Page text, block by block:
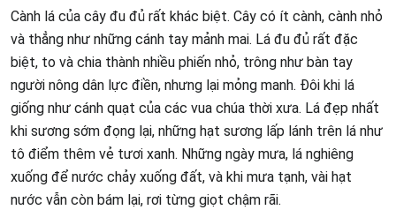
Cành lá của cây đu đủ rất khác biệt. Cây có ít cành, cành nhỏ
và thẳng như những cánh tay mảnh mai. Lá đu đủ rất đặc
biệt, to và chia thành nhiều phiến nhỏ, trông như bàn tay
người nông dân lực điền, nhưng lại mỏng manh. Đôi khi lá
giống như cánh quạt của các vua chúa thời xưa. Lá đẹp nhất
khi sương sớm đọng lại, những hạt sương lấp lánh trên lá như
tô điểm thêm vẻ tươi xanh. Những ngày mưa, lá nghiêng
xuống để nước chảy xuống đất, và khi mưa tạnh, vài hạt
nước vẫn còn bám lại, rơi từng giọt chậm rãi.